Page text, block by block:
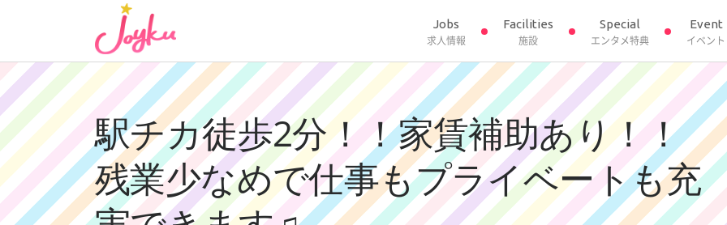
ン
ツ
へ
ス
キ
ッ
プ
Jobs
求人情報
Facilities
施設
Special
エンタメ特典
Event
イベント
駅チカ徒歩2分！！家賃補助あり！！
残業少なめで仕事もプライベートも充